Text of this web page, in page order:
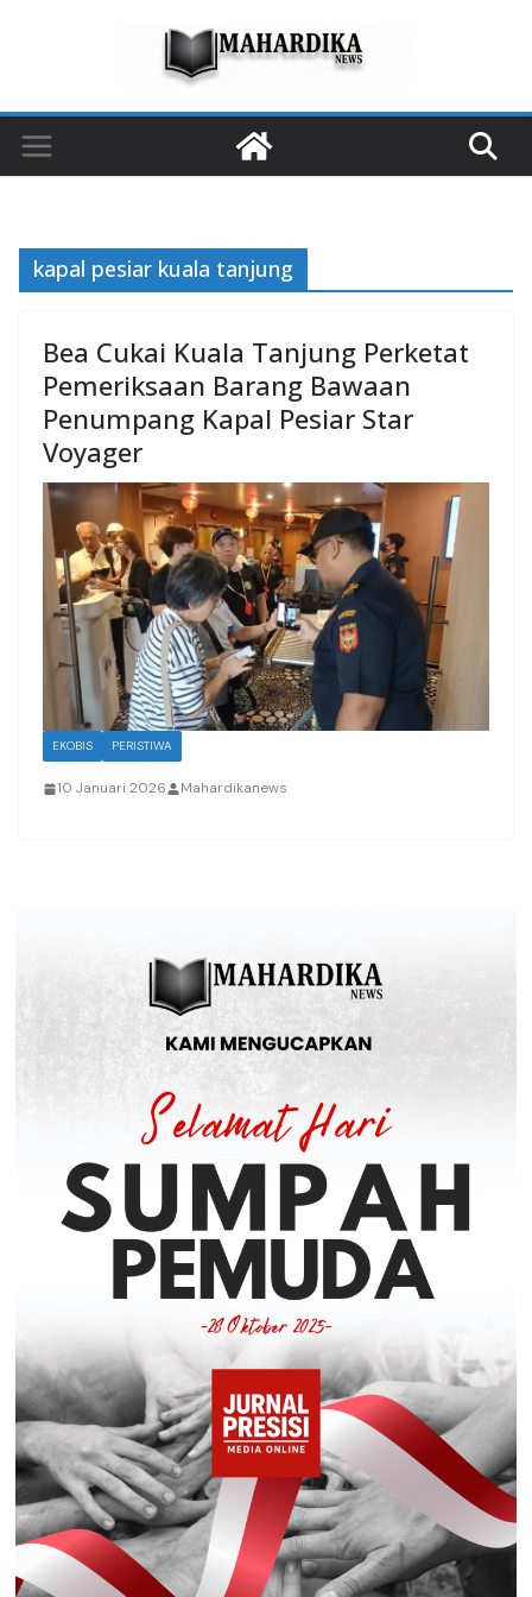
kapal pesiar kuala tanjung
Bea Cukai Kuala Tanjung Perketat
Pemeriksaan Barang Bawaan
Penumpang Kapal Pesiar Star
Voyager
EKOBIS PERISTIWA
10 Januari 2026 Mahardikanews